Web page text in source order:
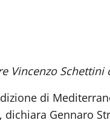
Vincenzo Schettini
di
Gennaro